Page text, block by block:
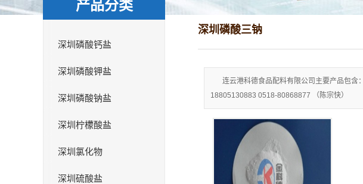
产品分类
深圳磷酸钙盐
深圳磷酸钾盐
深圳磷酸钠盐
深圳柠檬酸盐
深圳氯化物
深圳硫酸盐
深圳磷酸三钠
连云港科德食品配料有限公司主要产品包含
18805130883 0518-80868877 （陈宗快）